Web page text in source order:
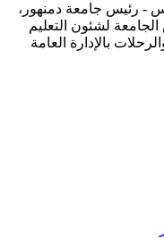
- رئيس جامعة دمنهور،
لشئون التعليم
بالإدارة العامة